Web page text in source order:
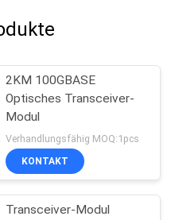
2KM 100GBASE
Optisches Transceiver-
Modul
Verhandlungsfähig MOQ:1pcs
KONTAKT
Transceiver-Modul